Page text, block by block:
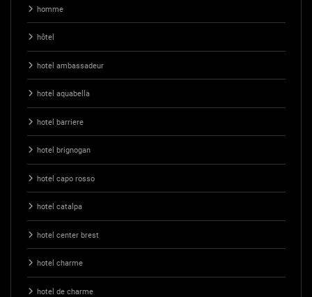
homme
hôtel
hotel ambassadeur
hotel aquabella
hotel barriere
hotel brignogan
hotel capo rosso
hotel catalpa
hotel center brest
hotel charme
hotel de charme